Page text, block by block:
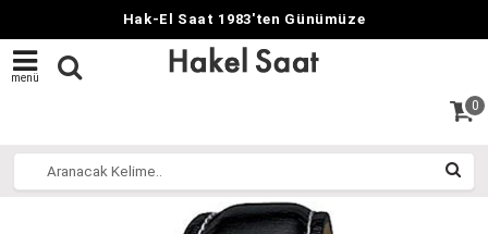
Hak-El Saat 1983'ten Günümüze
menü
0